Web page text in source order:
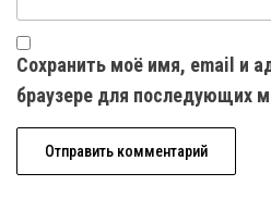
Сохранить моё имя, email и
браузере для последующих